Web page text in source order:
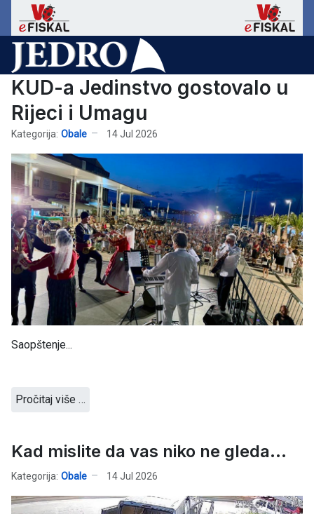
KUD-a Jedinstvo gostovalo u
Rijeci i Umagu
Kategorija: Obale 14 Jul 2026
Saopštenje...
Pročitaj više …
Kad mislite da vas niko ne gleda...
Kategorija: Obale 14 Jul 2026